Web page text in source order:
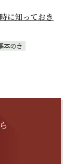
に知っておき
本のき